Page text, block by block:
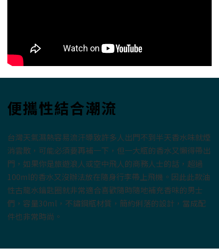
便攜性結合潮流
台灣天氣濕熱容易流汗導致許多人出門不到半天香水味就煙
消雲散，可能必須要再補一下，但一大瓶的香水又懶得帶出
門，如果你是旅遊浪人或空中飛人的商務人士的話，超過
100ml的香水又沒辦法放在隨身行李帶上飛機。因此此款油
性古龍水鑰匙圈就非常適合喜歡隨時隨地補充香味的男士
們，容量30ml，不鏽鋼瓶材質，簡約俐落的設計，當成配
件也非常時尚。